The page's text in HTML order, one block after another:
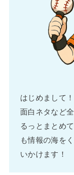
はじめまして
面白ネタなど
るっとまとめ
も情報の海を
いかけます！